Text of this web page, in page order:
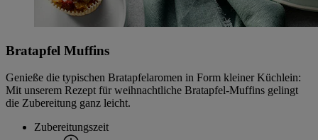
Bratapfel Muffins
Genieße die typischen Bratapfelaromen in Form kleiner Küchlein:
Mit unserem Rezept für weihnachtliche Bratapfel-Muffins gelingt
die Zubereitung ganz leicht.
Zubereitungszeit